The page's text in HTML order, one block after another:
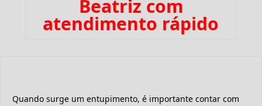
Beatriz com
atendimento rápido
Quando surge um entupimento, é importante contar com